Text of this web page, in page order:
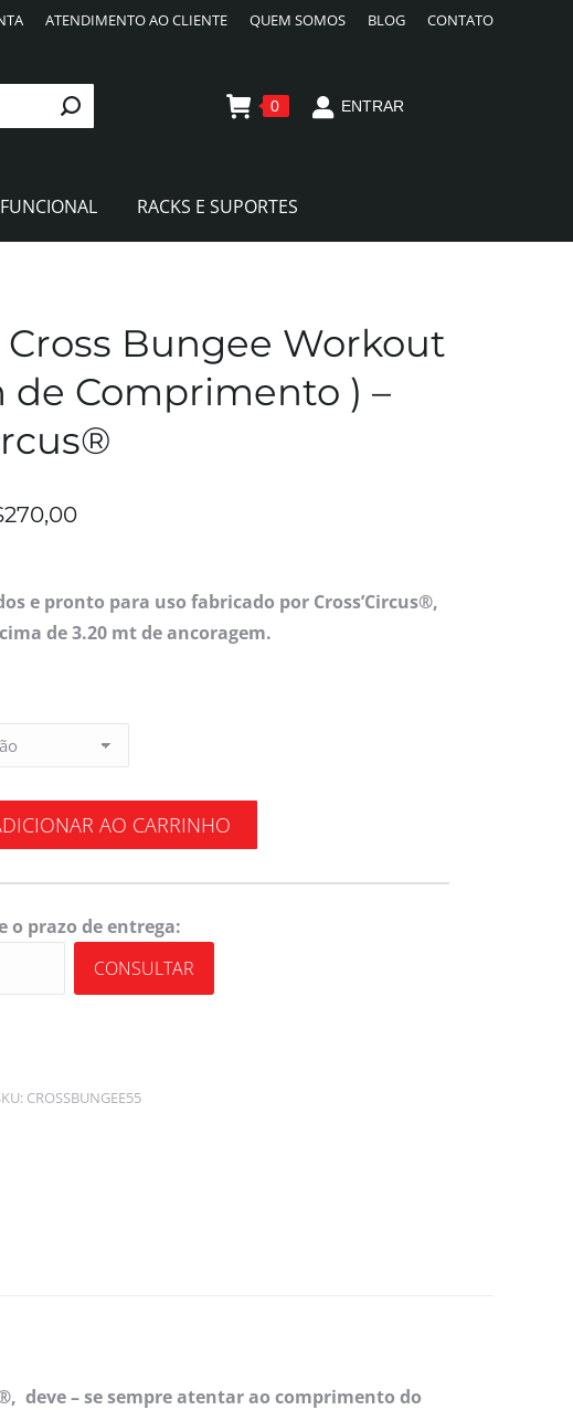
ATENDIMENTO AO CLIENTE QUEM SOMOS BLOG CONTATO
0 ENTRAR
RACKS E SUPORTES
Cross Bungee Workout
de Comprimento ) –
270,00
e pronto para uso fabricado por Cross’Circus®,
de 3.20 mt de ancoragem.
AO CARRINHO
o prazo de entrega:
CONSULTAR
CROSSBUNGEE55
deve – se sempre atentar ao comprimento do